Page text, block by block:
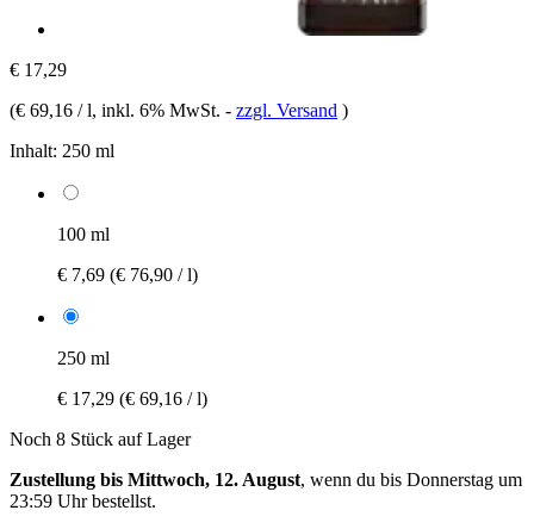
€ 17,29
(€ 69,16 / l, inkl. 6% MwSt. - zzgl. Versand )
Inhalt: 250 ml
100 ml
€ 7,69 (€ 76,90 / l)
250 ml
€ 17,29 (€ 69,16 / l)
Noch 8 Stück auf Lager
Zustellung bis Mittwoch, 12. August, wenn du bis Donnerstag um
23:59 Uhrbestellst.